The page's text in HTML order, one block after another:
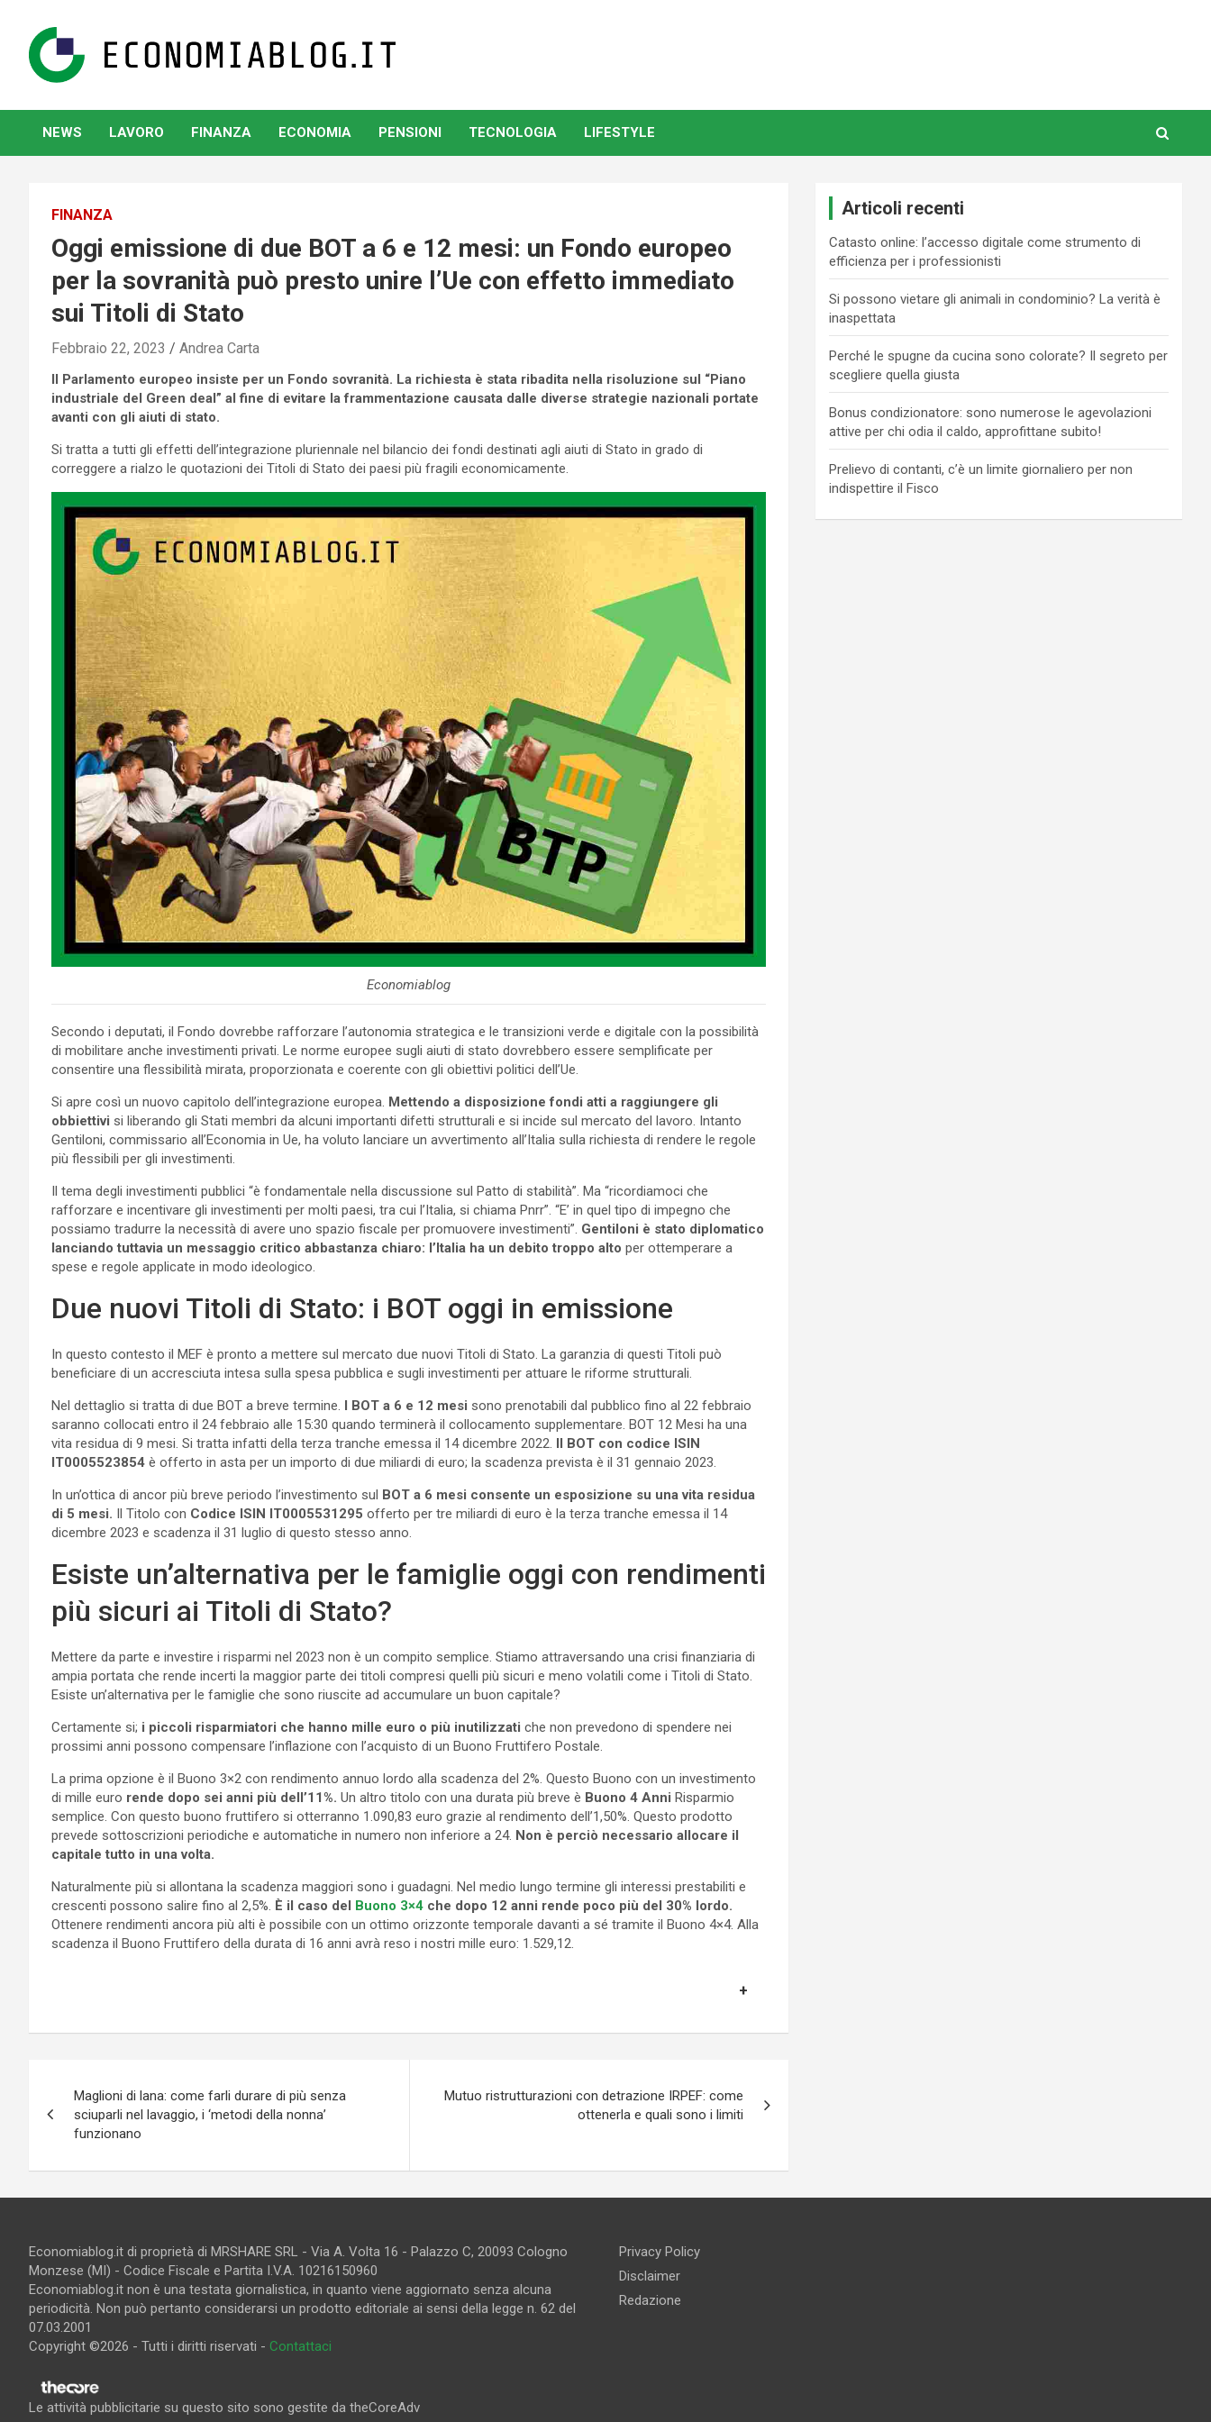
content
www.economiablog.it
NEWS LAVORO FINANZA ECONOMIA PENSIONI TECNOLOGIA LIFESTYLE
FINANZA
Oggi emissione di due BOT a 6 e 12 mesi: un Fondo europeo
per la sovranità può presto unire l’Ue con effetto immediato
sui Titoli di Stato
Febbraio 22, 2023 Andrea Carta
Il Parlamento europeo insiste per un Fondo sovranità. La richiesta è stata ribadita nella risoluzione sul “Piano
industriale del Green deal” al fine di evitare la frammentazione causata dalle diverse strategie nazionali portate
avanti con gli aiuti di stato.
Si tratta a tutti gli effetti dell’integrazione pluriennale nel bilancio dei fondi destinati agli aiuti di Stato in grado di
correggere a rialzo le quotazioni dei Titoli di Stato dei paesi più fragili economicamente.
Economiablog
Secondo i deputati, il Fondo dovrebbe rafforzare l’autonomia strategica e le transizioni verde e digitale con la possibilità
di mobilitare anche investimenti privati. Le norme europee sugli aiuti di stato dovrebbero essere semplificate per
consentire una flessibilità mirata, proporzionata e coerente con gli obiettivi politici dell’Ue.
Si apre così un nuovo capitolo dell’integrazione europea. Mettendo a disposizione fondi atti a raggiungere gli
obbiettivi si liberando gli Stati membri da alcuni importanti difetti strutturali e si incide sul mercato del lavoro. Intanto
Gentiloni, commissario all’Economia in Ue, ha voluto lanciare un avvertimento all’Italia sulla richiesta di rendere le regole
più flessibili per gli investimenti.
Il tema degli investimenti pubblici “è fondamentale nella discussione sul Patto di stabilità”. Ma “ricordiamoci che
rafforzare e incentivare gli investimenti per molti paesi, tra cui l’Italia, si chiama Pnrr”. “E’ in quel tipo di impegno che
possiamo tradurre la necessità di avere uno spazio fiscale per promuovere investimenti”. Gentiloni è stato diplomatico
lanciando tuttavia un messaggio critico abbastanza chiaro: l’Italia ha un debito troppo alto per ottemperare a
spese e regole applicate in modo ideologico.
Due nuovi Titoli di Stato: i BOT oggi in emissione
In questo contesto il MEF è pronto a mettere sul mercato due nuovi Titoli di Stato. La garanzia di questi Titoli può
beneficiare di un accresciuta intesa sulla spesa pubblica e sugli investimenti per attuare le riforme strutturali.
Nel dettaglio si tratta di due BOT a breve termine. I BOT a 6 e 12 mesi sono prenotabili dal pubblico fino al 22 febbraio
saranno collocati entro il 24 febbraio alle 15:30 quando terminerà il collocamento supplementare. BOT 12 Mesi ha una
vita residua di 9 mesi. Si tratta infatti della terza tranche emessa il 14 dicembre 2022. Il BOT con codice ISIN
IT0005523854 è offerto in asta per un importo di due miliardi di euro; la scadenza prevista è il 31 gennaio 2023.
In un’ottica di ancor più breve periodo l’investimento sul BOT a 6 mesi consente un esposizione su una vita residua
di 5 mesi. Il Titolo con Codice ISIN IT0005531295 offerto per tre miliardi di euro è la terza tranche emessa il 14
dicembre 2023 e scadenza il 31 luglio di questo stesso anno.
Esiste un’alternativa per le famiglie oggi con rendimenti
più sicuri ai Titoli di Stato?
Mettere da parte e investire i risparmi nel 2023 non è un compito semplice. Stiamo attraversando una crisi finanziaria di
ampia portata che rende incerti la maggior parte dei titoli compresi quelli più sicuri e meno volatili come i Titoli di Stato.
Esiste un’alternativa per le famiglie che sono riuscite ad accumulare un buon capitale?
Certamente si; i piccoli risparmiatori che hanno mille euro o più inutilizzati che non prevedono di spendere nei
prossimi anni possono compensare l’inflazione con l’acquisto di un Buono Fruttifero Postale.
La prima opzione è il Buono 3×2 con rendimento annuo lordo alla scadenza del 2%. Questo Buono con un investimento
di mille euro rende dopo sei anni più dell’11%. Un altro titolo con una durata più breve è Buono 4 Anni Risparmio
semplice. Con questo buono fruttifero si otterranno 1.090,83 euro grazie al rendimento dell’1,50%. Questo prodotto
prevede sottoscrizioni periodiche e automatiche in numero non inferiore a 24. Non è perciò necessario allocare il
capitale tutto in una volta.
Naturalmente più si allontana la scadenza maggiori sono i guadagni. Nel medio lungo termine gli interessi prestabiliti e
crescenti possono salire fino al 2,5%. È il caso del Buono 3×4 che dopo 12 anni rende poco più del 30% lordo.
Ottenere rendimenti ancora più alti è possibile con un ottimo orizzonte temporale davanti a sé tramite il Buono 4×4. Alla
scadenza il Buono Fruttifero della durata di 16 anni avrà reso i nostri mille euro: 1.529,12.
articoli
Maglioni di lana: come farli durare di più senza
sciuparli nel lavaggio, i ‘metodi della nonna’
funzionano
Mutuo ristrutturazioni con detrazione IRPEF: come
ottenerla e quali sono i limiti
Articoli recenti
Catasto online: l’accesso digitale come strumento di
efficienza per i professionisti
Si possono vietare gli animali in condominio? La verità è
inaspettata
Perché le spugne da cucina sono colorate? Il segreto per
scegliere quella giusta
Bonus condizionatore: sono numerose le agevolazioni
attive per chi odia il caldo, approfittane subito!
Prelievo di contanti, c’è un limite giornaliero per non
indispettire il Fisco
Economiablog.it di proprietà di MRSHARE SRL - Via A. Volta 16 - Palazzo C, 20093 Cologno
Monzese (MI) - Codice Fiscale e Partita I.V.A. 10216150960
Economiablog.it non è una testata giornalistica, in quanto viene aggiornato senza alcuna
periodicità. Non può pertanto considerarsi un prodotto editoriale ai sensi della legge n. 62 del
07.03.2001
Copyright ©2026 - Tutti i diritti riservati - Contattaci
Le attività pubblicitarie su questo sito sono gestite da theCoreAdv
Privacy Policy
Disclaimer
Redazione